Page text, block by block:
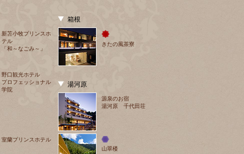
新苫小牧プリンスホ
テル
「和～なごみ～」
野口観光ホテル
プロフェッショナル
学院
室蘭プリンスホテル
箱根
きたの風茶寮
湯河原
源泉のお宿
湯河原 千代田荘
山翠楼